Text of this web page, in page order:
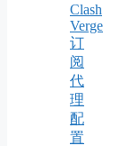
Clash
Verge
订
阅
代
理
配
置